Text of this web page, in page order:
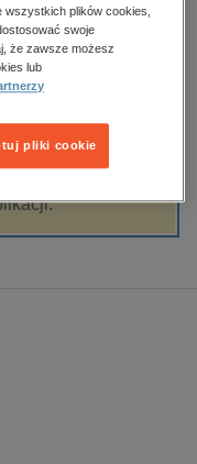
informatyka
Filtrowanie
plików cookies,
swoje
że zawsze możesz
lub
pliki cookie